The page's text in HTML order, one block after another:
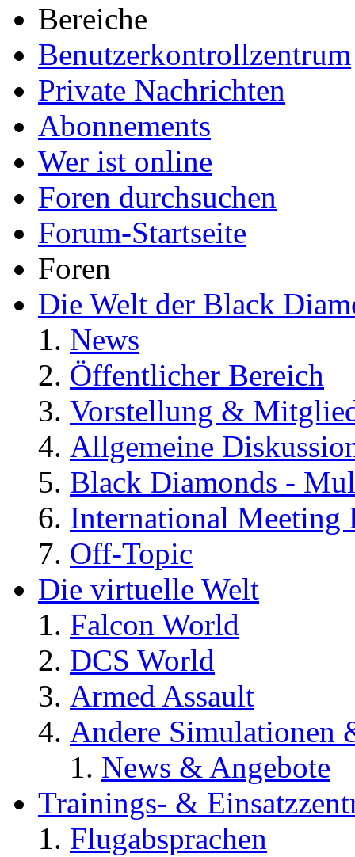
Bereiche
Benutzerkontrollzentrum
Private Nachrichten
Abonnements
Wer ist online
Foren durchsuchen
Forum-Startseite
Foren
Die Welt der Black
News
Öffentlicher Bereich
Vorstellung &
Allgemeine
Black Diamonds -
International Meeting
Off-Topic
Die virtuelle Welt
Falcon World
DCS World
Armed Assault
Andere Simulationen
News & Angebote
Trainings- &
Flugabsprachen